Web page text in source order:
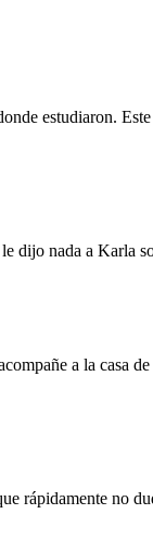
estudiaron.
dijo nada a Karla
a la casa
rápidamente no